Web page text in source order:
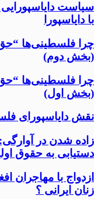
سیاست
با دایاسپورا
چرا فلسطینی‌ها
(بخش دوم)
چرا فلسطینی‌ها
(بخش اول)
نقش دایاسپورای
زاده شدن در
دستیابی به حقوق
ازدواج با مهاجران
زنان ایرانی ؟